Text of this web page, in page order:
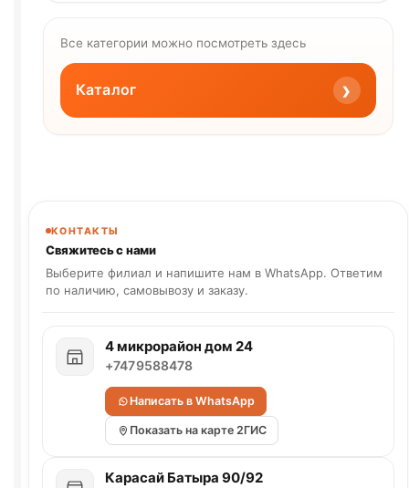
Все категории можно посмотреть здесь
Каталог ›
КОНТАКТЫ
Свяжитесь с нами
Выберите филиал и напишите нам в WhatsApp. Ответим
по наличию, самовывозу и заказу.
4 микрорайон дом 24
+7479588478
Написать в WhatsApp
Показать на карте 2ГИС
Карасай Батыра 90/92